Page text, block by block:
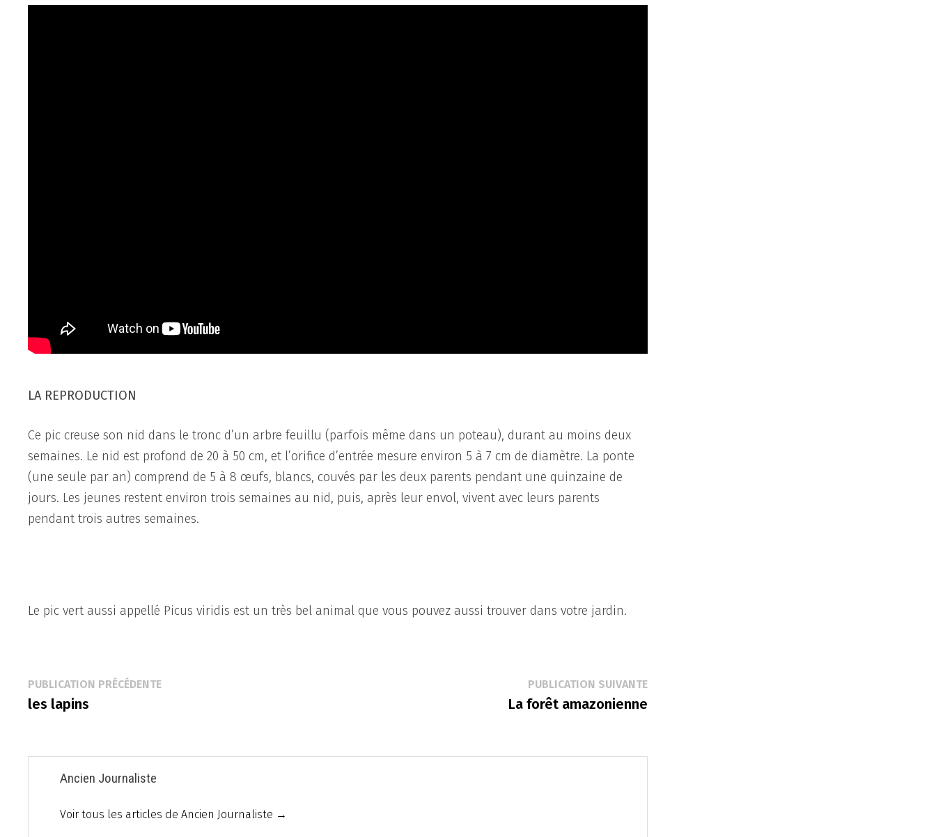
LA REPRODUCTION
Ce pic creuse son nid dans le tronc d’un arbre feuillu (parfois même dans un poteau), durant au moins deux
semaines. Le nid est profond de 20 à 50 cm, et l’orifice d’entrée mesure environ 5 à 7 cm de diamètre. La ponte
(une seule par an) comprend de 5 à 8 œufs, blancs, couvés par les deux parents pendant une quinzaine de
jours. Les jeunes restent environ trois semaines au nid, puis, après leur envol, vivent avec leurs parents
pendant trois autres semaines.
Le pic vert aussi appellé Picus viridis est un très bel animal que vous pouvez aussi trouver dans votre jardin.
Navigation
de
PUBLICATION PRÉCÉDENTEPublication
les lapins
PUBLICATION SUIVANTEPublication
suivante :
La forêt amazonienne
Ancien Journaliste
Voir tous les articles de Ancien Journaliste →